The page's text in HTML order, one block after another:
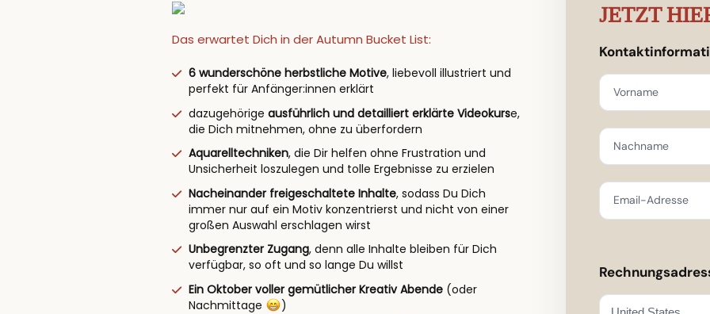
Das erwartet Dich in der Autumn Bucket List:
6 wunderschöne herbstliche Motive, liebevoll illustriert und
perfekt für Anfänger:innen erklärt
dazugehörige ausführlich und detailliert erklärte Videokurse,
die Dich mitnehmen, ohne zu überfordern
Aquarelltechniken, die Dir helfen ohne Frustration und
Unsicherheit loszulegen und tolle Ergebnisse zu erzielen
Nacheinander freigeschaltete Inhalte, sodass Du Dich
immer nur auf ein Motiv konzentrierst und nicht von einer
großen Auswahl erschlagen wirst
Unbegrenzter Zugang, denn alle Inhalte bleiben für Dich
verfügbar, so oft und so lange Du willst
Ein Oktober voller gemütlicher Kreativ Abende (oder
Nachmittage
)
JETZT
Vorname
Nachname
Email-Adresse